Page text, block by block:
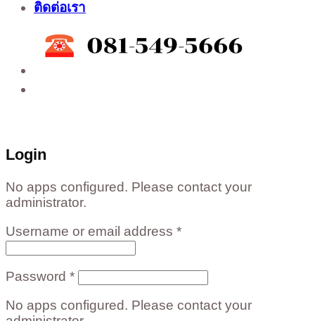
ติดต่อเรา
Login
No apps configured. Please contact your
administrator.
Username or email address *
Password *
No apps configured. Please contact your